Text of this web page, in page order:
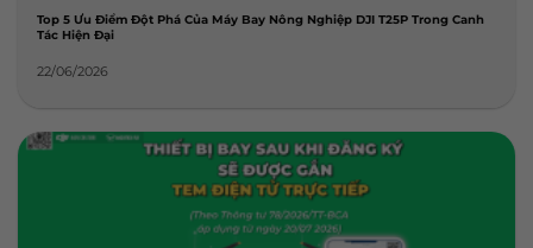
Top 5 Ưu Điểm Đột Phá Của Máy Bay Nông Nghiệp DJI T25P Trong Canh
Tác Hiện Đại
22/06/2026